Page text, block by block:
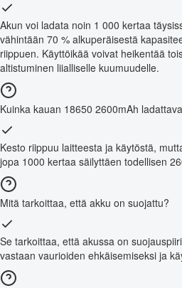
Akun voi ladata noin 1 000 kertaa
vähintään 70 % alkuperäisestä
riippuen. Käyttöikää voivat heikentää
altistuminen liialliselle kuumuudelle.
Kuinka kauan 18650 2600mAh
Kesto riippuu laitteesta ja käytöstä,
jopa 1000 kertaa säilyttäen todellisen
Mitä tarkoittaa, että akku on suojattu?
Se tarkoittaa, että akussa on
vastaan vaurioiden ehkäisemiseksi ja